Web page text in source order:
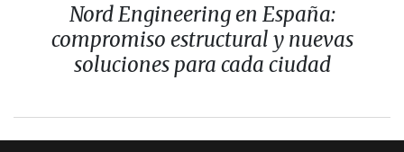
Nord Engineering en España:
compromiso estructural y nuevas
soluciones para cada ciudad